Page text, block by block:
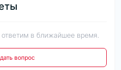
в ближайшее время.
вопрос